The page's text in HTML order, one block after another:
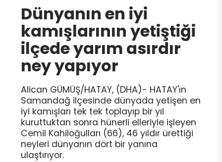
Dünyanın en iyi
kamışlarının yetiştiği
ilçede yarım asırdır
ney yapıyor
Alican GÜMÜŞ/HATAY, (DHA)- HATAY'ın
Samandağ ilçesinde dünyada yetişen en
iyi kamışları tek tek toplayıp bir yıl
kuruttuktan sonra hünerli elleriyle işleyen
Cemil Kahiloğulları (66), 46 yıldır ürettiği
neyleri dünyanın dört bir yanına
ulaştırıyor.